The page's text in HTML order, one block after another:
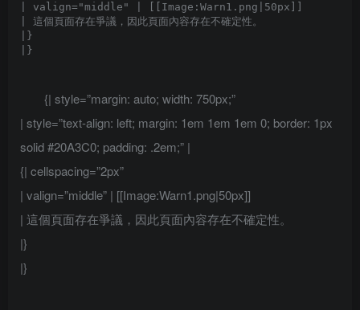
| valign="middle" | [[Image:Warn1.png|50px]]
| 這個頁面存在爭議，因此頁面內容存在不確定性。
|}
{| style=”margin: auto; width: 750px;”
| style=”text-align: left; margin: 1em 1em 1em 0; border: 1px
solid #20A3C0; padding: .2em;” |
{| cellspacing=”2px”
| valign=”middle” | [[Image:Warn1.png|50px]]
| 這個頁面存在爭議，因此頁面內容存在不確定性。
|}
|}